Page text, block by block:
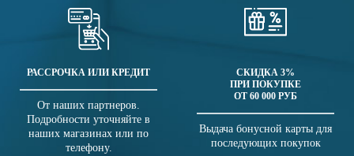
РАССРОЧКА ИЛИ КРЕДИТ
От наших партнеров.
Подробности уточняйте в
наших магазинах или по
телефону.
СКИДКА 3%
ПРИ ПОКУПКЕ
ОТ 60 000 РУБ
Выдача бонусной карты для
последующих покупок